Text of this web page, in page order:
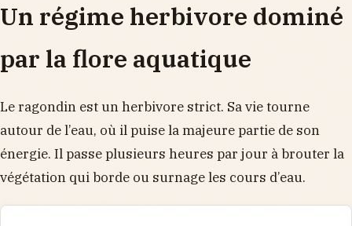
Un régime herbivore dominé
par la flore aquatique
Le ragondin est un herbivore strict. Sa vie tourne
autour de l’eau, où il puise la majeure partie de son
énergie. Il passe plusieurs heures par jour à brouter la
végétation qui borde ou surnage les cours d’eau.